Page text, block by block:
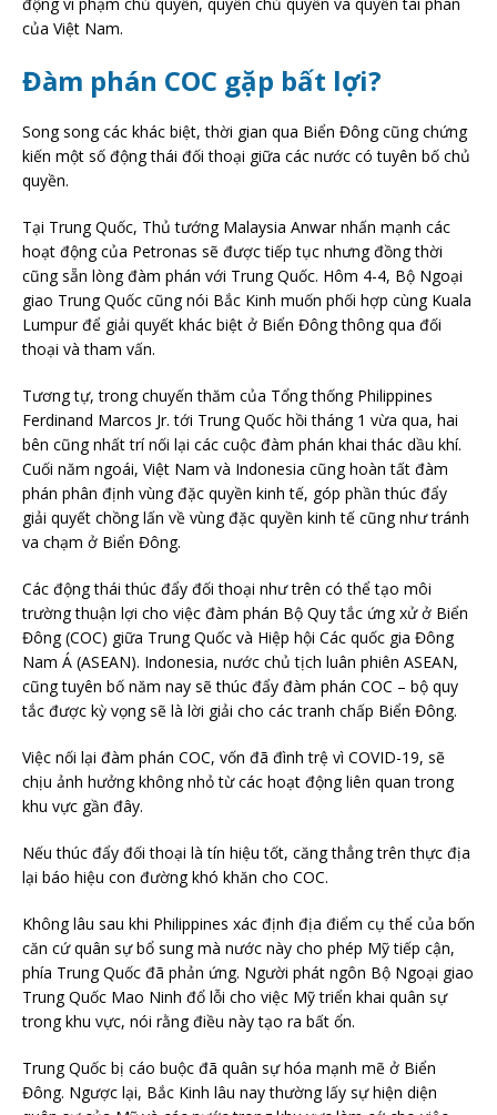
của Việt Nam.
Đàm phán COC gặp bất lợi?
Song song các khác biệt, thời gian qua Biển Đông cũng chứng
kiến một số động thái đối thoại giữa các nước có tuyên bố chủ
quyền.
Tại Trung Quốc, Thủ tướng Malaysia Anwar nhấn mạnh các
hoạt động của Petronas sẽ được tiếp tục nhưng đồng thời
cũng sẵn lòng đàm phán với Trung Quốc. Hôm 4-4, Bộ Ngoại
giao Trung Quốc cũng nói Bắc Kinh muốn phối hợp cùng Kuala
Lumpur để giải quyết khác biệt ở Biển Đông thông qua đối
thoại và tham vấn.
Tương tự, trong chuyến thăm của Tổng thống Philippines
Ferdinand Marcos Jr. tới Trung Quốc hồi tháng 1 vừa qua, hai
bên cũng nhất trí nối lại các cuộc đàm phán khai thác dầu khí.
Cuối năm ngoái, Việt Nam và Indonesia cũng hoàn tất đàm
phán phân định vùng đặc quyền kinh tế, góp phần thúc đẩy
giải quyết chồng lấn về vùng đặc quyền kinh tế cũng như tránh
va chạm ở Biển Đông.
Các động thái thúc đẩy đối thoại như trên có thể tạo môi
trường thuận lợi cho việc đàm phán Bộ Quy tắc ứng xử ở Biển
Đông (COC) giữa Trung Quốc và Hiệp hội Các quốc gia Đông
Nam Á (ASEAN). Indonesia, nước chủ tịch luân phiên ASEAN,
cũng tuyên bố năm nay sẽ thúc đẩy đàm phán COC – bộ quy
tắc được kỳ vọng sẽ là lời giải cho các tranh chấp Biển Đông.
Việc nối lại đàm phán COC, vốn đã đình trệ vì COVID-19, sẽ
chịu ảnh hưởng không nhỏ từ các hoạt động liên quan trong
khu vực gần đây.
Nếu thúc đẩy đối thoại là tín hiệu tốt, căng thẳng trên thực địa
lại báo hiệu con đường khó khăn cho COC.
Không lâu sau khi Philippines xác định địa điểm cụ thể của bốn
căn cứ quân sự bổ sung mà nước này cho phép Mỹ tiếp cận,
phía Trung Quốc đã phản ứng. Người phát ngôn Bộ Ngoại giao
Trung Quốc Mao Ninh đổ lỗi cho việc Mỹ triển khai quân sự
trong khu vực, nói rằng điều này tạo ra bất ổn.
Trung Quốc bị cáo buộc đã quân sự hóa mạnh mẽ ở Biển
Đông. Ngược lại, Bắc Kinh lâu nay thường lấy sự hiện diện